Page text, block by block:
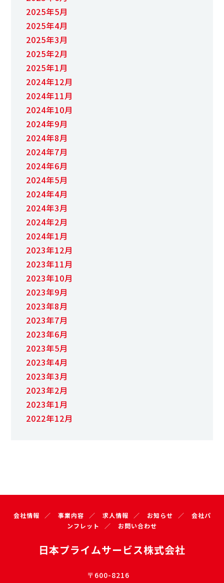
2025年5月
2025年4月
2025年3月
2025年2月
2025年1月
2024年12月
2024年11月
2024年10月
2024年9月
2024年8月
2024年7月
2024年6月
2024年5月
2024年4月
2024年3月
2024年2月
2024年1月
2023年12月
2023年11月
2023年10月
2023年9月
2023年8月
2023年7月
2023年6月
2023年5月
2023年4月
2023年3月
2023年2月
2023年1月
2022年12月
会社情報 事業内容 求人情報 お知らせ
会社パ
ンフレット
お問い合わせ
日本プライムサービス株式会社
〒600-8216